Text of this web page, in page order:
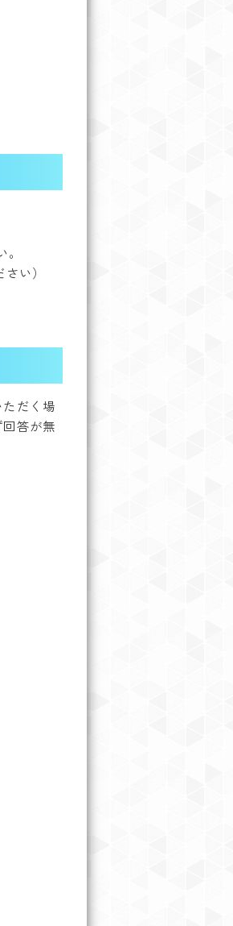
い）
だく場
答が無